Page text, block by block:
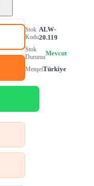
Stok
Kodu
ALW-
20.119
Stok
DurumuMevcut
MenşeiTürkiye